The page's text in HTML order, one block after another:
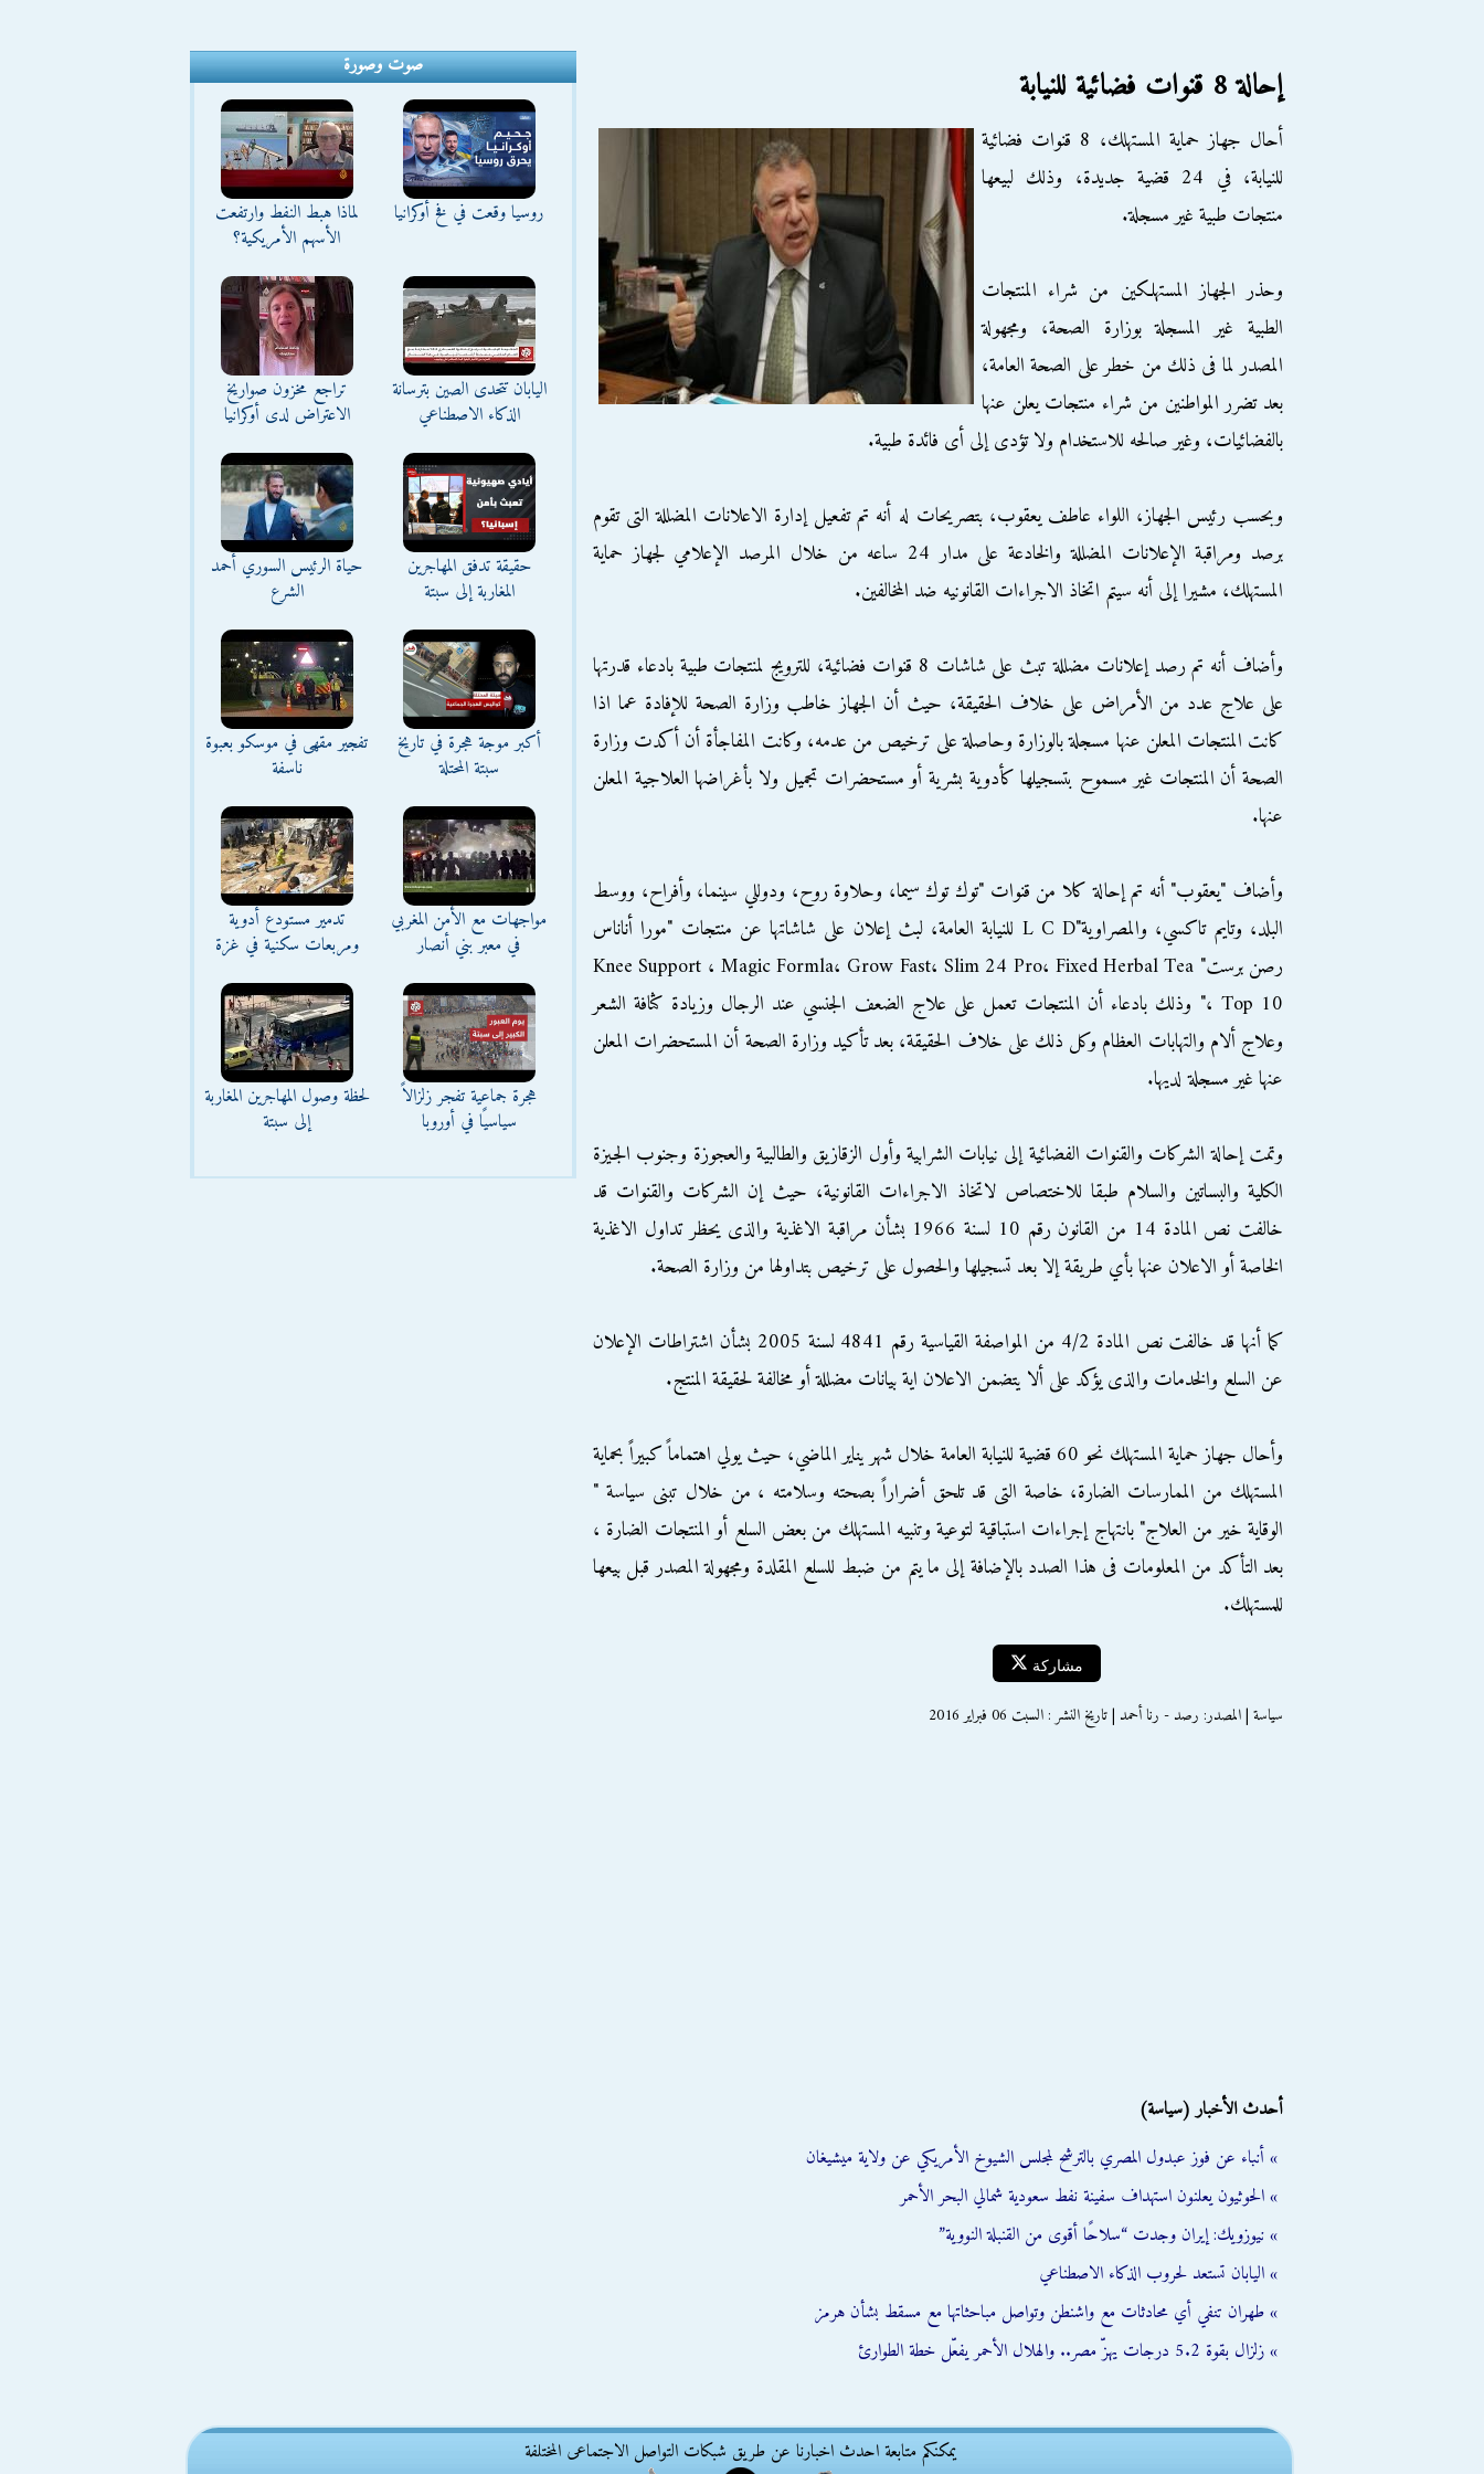
إحالة 8 قنوات فضائية للنيابة
أحال جهاز حماية المستهلك، 8 قنوات فضائية
للنيابة، في 24 قضية جديدة، وذلك لبيعها
منتجات طبية غير مسجلة.
وحذر الجهاز المستهلكين من شراء المنتجات
الطبية غير المسجلة بوزارة الصحة، ومجهولة
المصدر لما فى ذلك من خطر على الصحة العامة،
بعد تضرر المواطنين من شراء منتجات يعلن عنها
بالفضائيات، وغير صالحه للاستخدام ولا تؤدى إلى أى فائدة طبية.
وبحسب رئيس الجهاز، اللواء عاطف يعقوب، بتصريحات له أنه تم تفعيل إدارة الاعلانات المضللة التى تقوم
برصد ومراقبة الإعلانات المضللة والخادعة على مدار 24 ساعه من خلال المرصد الإعلامي لجهاز حماية
المستهلك، مشيرا إلى أنه سيتم اتخاذ الاجراءات القانونيه ضد المخالفين.
وأضاف أنه تم رصد إعلانات مضللة تبث على شاشات 8 قنوات فضائية، للترويج لمنتجات طبية بادعاء قدرتها
على علاج عدد من الأمراض على خلاف الحقيقة، حيث أن الجهاز خاطب وزارة الصحة للإفادة عما اذا
كانت المنتجات المعلن عنها مسجلة بالوزارة وحاصلة على ترخيص من عدمه، وكانت المفاجأة أن أكدت وزارة
الصحة أن المنتجات غير مسموح بتسجيلها كأدوية بشرية أو مستحضرات تجميل ولا بأغراضها العلاجية المعلن
عنها.
وأضاف "يعقوب" أنه تم إحالة كلا من قنوات "توك توك سيما، وحلاوة روح، ودوللي سينما، وأفراح، ووسط
البلد، وتايم تاكسي، والمصراوية"L C D للنيابة العامة، لبث إعلان على شاشاتها عن منتجات "مورا أناناس
رصن برست" Knee Support ، Magic Formla، Grow Fast، Slim 24 Pro، Fixed Herbal Tea
، Top 10" وذلك بادعاء أن المنتجات تعمل على علاج الضعف الجنسي عند الرجال وزيادة كثافة الشعر
وعلاج ألام والتهابات العظام وكل ذلك على خلاف الحقيقة، بعد تأكيد وزارة الصحة أن المستحضرات المعلن
عنها غير مسجلة لديها.
وتمت إحالة الشركات والقنوات الفضائية إلى نيابات الشرابية وأول الزقازيق والطالبية والعجوزة وجنوب الجيزة
الكلية والبساتين والسلام طبقا للاختصاص لاتخاذ الاجراءات القانونية، حيث إن الشركات والقنوات قد
خالفت نص المادة 14 من القانون رقم 10 لسنة 1966 بشأن مراقبة الاغذية والذى يحظر تداول الاغذية
الخاصة أو الاعلان عنها بأي طريقة إلا بعد تسجيلها والحصول على ترخيص بتداولها من وزارة الصحة.
كما أنها قد خالفت نص المادة 4/2 من المواصفة القياسية رقم 4841 لسنة 2005 بشأن اشتراطات الإعلان
عن السلع والخدمات والذى يؤكد على ألا يتضمن الاعلان اية بيانات مضللة أو مخالفة لحقيقة المنتج.
وأحال جهاز حماية المستهلك نحو 60 قضية للنيابة العامة خلال شهر يناير الماضي، حيث يولي اهتماماً كبيراً بحماية
المستهلك من الممارسات الضارة، خاصة التى قد تلحق أضراراً بصحته وسلامته ، من خلال تبنى سياسة "
الوقاية خير من العلاج" بانتهاج إجراءات استباقية لتوعية وتنبيه المستهلك من بعض السلع أو المنتجات الضارة ،
بعد التأكد من المعلومات فى هذا الصدد بالإضافة إلى ما يتم من ضبط للسلع المقلدة ومجهولة المصدر قبل بيعها
للمستهلك.
مشاركة
سياسة | المصدر: رصد - رنا أحمد | تاريخ النشر : السبت 06 فبراير 2016
أحدث الأخبار (سياسة)
» أنباء عن فوز عبدول المصري بالترشح لمجلس الشيوخ الأمريكي عن ولاية ميشيغان
» الحوثيون يعلنون استهداف سفينة نفط سعودية شمالي البحر الأحمر
» نيوزويك: إيران وجدت “سلاحًا أقوى من القنبلة النووية”
» اليابان تستعد لحروب الذكاء الاصطناعي
» طهران تنفي أي محادثات مع واشنطن وتواصل مباحثاتها مع مسقط بشأن هرمز
» زلزال بقوة 5.2 درجات يهزّ مصر.. والهلال الأحمر يفعّل خطة الطوارئ
صوت وصورة
روسيا وقعت في فخ أوكرانيا
لماذا هبط النفط وارتفعت
الأسهم الأمريكية؟
اليابان تتحدى الصين بترسانة
الذكاء الاصطناعي
تراجع مخزون صواريخ
الاعتراض لدى أوكرانيا
حقيقة تدفق المهاجرين
المغاربة إلى سبتة
حياة الرئيس السوري أحمد
الشرع
أكبر موجة هجرة في تاريخ
سبتة المحتلة
تفجير مقهى في موسكو بعبوة
ناسفة
مواجهات مع الأمن المغربي
في معبر بني أنصار
تدمير مستودع أدوية
ومربعات سكنية في غزة
هجرة جماعية تفجر زلزالاً
سياسيًا في أوروبا
لحظة وصول المهاجرين المغاربة
إلى سبتة
يمكنكم متابعة احدث اخبارنا عن طريق شبكات التواصل الاجتماعى المختلفة